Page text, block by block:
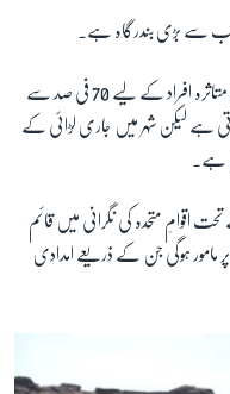
کی سب سے بڑی بندرگاہ ہے۔
اقوامِ متحدہ کے مطابق یمن میں جاری خانہ جنگی سے متاثرہ افراد کے لیے 70 فی صد سے
آتی ہے لیکن شہر میں جاری لڑائی کے
ہے۔
متحدہ کی نگرانی میں قائم
مامور ہوگی جن کے ذریعے امدادی